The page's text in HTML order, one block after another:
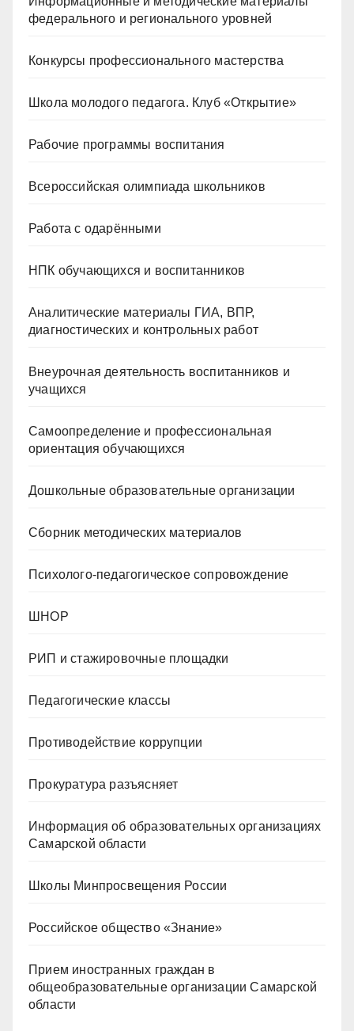
федерального и регионального уровней
Конкурсы профессионального мастерства
Школа молодого педагога. Клуб «Открытие»
Рабочие программы воспитания
Всероссийская олимпиада школьников
Работа с одарёнными
НПК обучающихся и воспитанников
Аналитические материалы ГИА, ВПР,
диагностических и контрольных работ
Внеурочная деятельность воспитанников и
учащихся
Самоопределение и профессиональная
ориентация обучающихся
Дошкольные образовательные организации
Сборник методических материалов
Психолого-педагогическое сопровождение
ШНОР
РИП и стажировочные площадки
Педагогические классы
Противодействие коррупции
Прокуратура разъясняет
Информация об образовательных организациях
Самарской области
Школы Минпросвещения России
Российское общество «Знание»
Прием иностранных граждан в
общеобразовательные организации Самарской
области